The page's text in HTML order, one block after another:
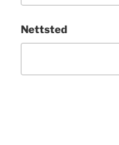
Nettsted